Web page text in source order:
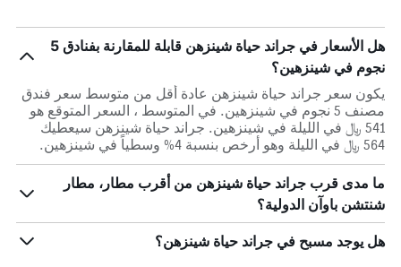
هل الأسعار في جراند حياة شينزهن قابلة للمقارنة بفنادق 5
نجوم في شينزهين؟
يكون سعر جراند حياة شينزهن عادة أقل من متوسط ​​سعر فندق
مصنف 5 نجوم في شينزهين. في المتوسط ، السعر المتوقع هو
541 ﷼ في الليلة في شينزهين. جراند حياة شينزهن سيعطيك
564 ﷼ في الليلة وهو أرخص بنسبة 4% وسطياً في شينزهين.
ما مدى قرب جراند حياة شينزهن من أقرب مطار، مطار
شنتشن باوآن الدولية؟
هل يوجد مسبح في جراند حياة شينزهن؟